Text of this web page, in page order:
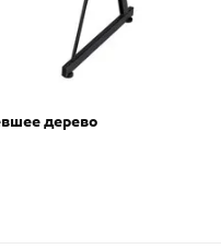
дерево